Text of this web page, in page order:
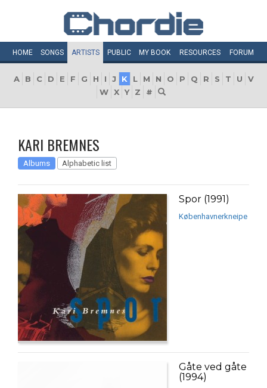
HOME SONGS ARTISTS PUBLIC MY BOOK RESOURCES FORUM
A B C D E F G H I J K L M N O P Q R S T U
V
W X Y Z #
KARI BREMNES
Albums Alphabetic list
Spor (1991)
Københavnerkneipe
Gåte ved gåte
(1994)